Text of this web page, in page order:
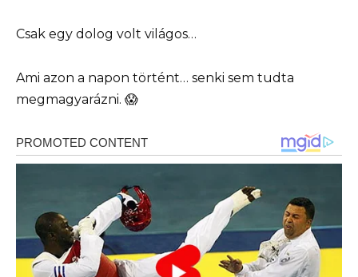
Csak egy dolog volt világos…
Ami azon a napon történt… senki sem tudta
megmagyarázni. 😱